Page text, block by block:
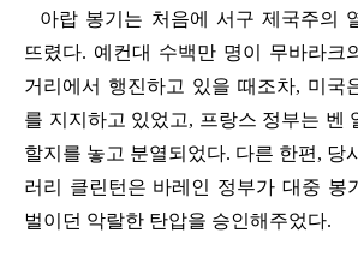
아랍 봉기는 처음에 서구 제국주의
뜨렸다. 예컨대 수백만 명이 무바라크
거리에서 행진하고 있을 때조차, 미국
를 지지하고 있었고, 프랑스 정부는 벤
할지를 놓고 분열되었다. 다른 한편 , 당
러리 클린턴은 바레인 정부가 대중 봉
벌이던 악랄한 탄압을 승인해주었다.